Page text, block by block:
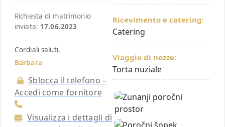
Richiesta di matrimonio
inviata: 17.06.2023
Cordiali saluti,
Barbara
Sblocca il telefono –
Accedi come fornitore
Visualizza i dettagli di
Ricevimento e catering:
Catering
Viaggio di nozze:
Torta nuziale